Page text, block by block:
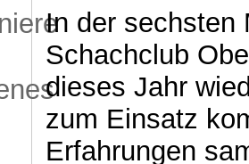
In der sechsten
Schachclub
dieses Jahr
zum Einsatz
Erfahrungen